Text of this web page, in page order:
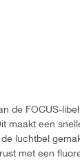
de FOCUS-
maakt een
luchtbel
met een